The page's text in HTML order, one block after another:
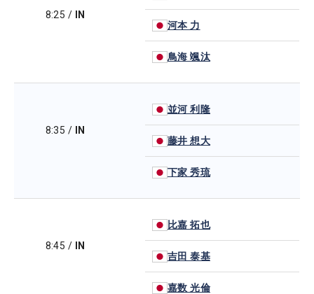
8:25 / IN
河本 力
鳥海 颯汰
8:35 / IN
並河 利隆
藤井 想大
下家 秀琉
8:45 / IN
比嘉 拓也
吉田 泰基
嘉数 光倫